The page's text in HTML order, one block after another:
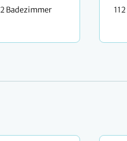
2 Badezimmer